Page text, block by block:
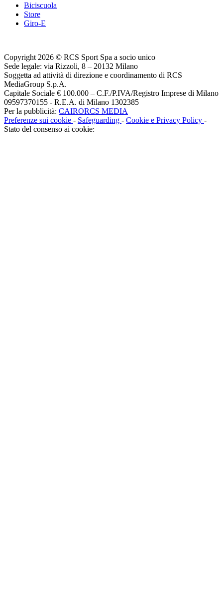
Biciscuola
Store
Giro-E
Copyright 2026 © RCS Sport Spa a socio unico
Sede legale: via Rizzoli, 8 – 20132 Milano
Soggetta ad attività di direzione e coordinamento di RCS
MediaGroup S.p.A.
Capitale Sociale € 100.000 – C.F./P.IVA/Registro Imprese di Milano
09597370155 - R.E.A. di Milano 1302385
Per la pubblicità: CAIRORCS MEDIA
Preferenze sui cookie - Safeguarding - Cookie e Privacy Policy -
Stato del consenso ai cookie: